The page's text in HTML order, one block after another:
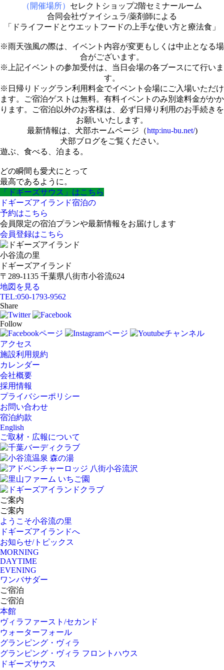
（開催場所） セレクトショップ2階セミナールーム
合同会社ヴァイシュラ/薬剤師による
「ドライフードとウエットフードの上手な使い方と療法食」
※雨天強風の際は、イベント内容が変更もしくは中止となる場
合がございます。
※上記イベントの参加受付は、当日会場の各ブースにて行いま
す。
※日帰りドッグラン利用料金でイベント会場にご入場いただけ
ます。ご宿泊ゲストは無料。有料イベントのみ別途料金がかか
ります。ご宿泊以外のお客様は、必ず日帰り利用のお手続きを
お願いいたします。
最新情報は、犬部ホームページ（http:inu-bu.net/)
犬部ブログをご覧ください。
遊ぶ、食べる、泊まる。
どの瞬間も愛犬にとって
最高であるように。
「ドギーズサウス」はこちら
ドギーズアイランド宿泊の
予約はこちら
会員限定の宿泊プランや最新情報をお届けします
会員登録はこちら
小谷流の里
ドギーズアイランド
〒289-1135 千葉県八街市小谷流624
地図を見る
TEL:050-1793-9562
Share
Follow
アクセス
施設利用規約
カレンダー
会社概要
採用情報
プライバシーポリシー
お問い合わせ
宿泊約款
English
ご取材・広報について
ご案内
ご案内
ようこそ小谷流の里
ドギーズアイランドへ
お知らせ/トピックス
MORNING
DAYTIME
EVENING
ワンバサダー
ご宿泊
ご宿泊
本館
ヴィラファースト/セカンド
ウォーターフォール
グランピング・ヴィラ
グランピング・ヴィラ フロントハウス
ドギーズサウス